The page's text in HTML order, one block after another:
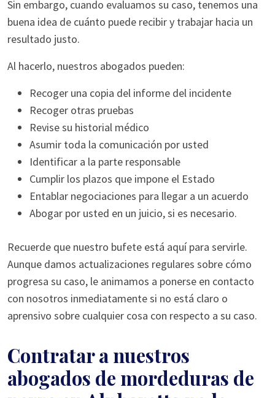
Sin embargo, cuando evaluamos su caso, tenemos una
buena idea de cuánto puede recibir y trabajar hacia un
resultado justo.
Al hacerlo, nuestros abogados pueden:
Recoger una copia del informe del incidente
Recoger otras pruebas
Revise su historial médico
Asumir toda la comunicación por usted
Identificar a la parte responsable
Cumplir los plazos que impone el Estado
Entablar negociaciones para llegar a un acuerdo
Abogar por usted en un juicio, si es necesario.
Recuerde que nuestro bufete está aquí para servirle.
Aunque damos actualizaciones regulares sobre cómo
progresa su caso, le animamos a ponerse en contacto
con nosotros inmediatamente si no está claro o
aprensivo sobre cualquier cosa con respecto a su caso.
Contratar a nuestros
abogados de mordeduras de